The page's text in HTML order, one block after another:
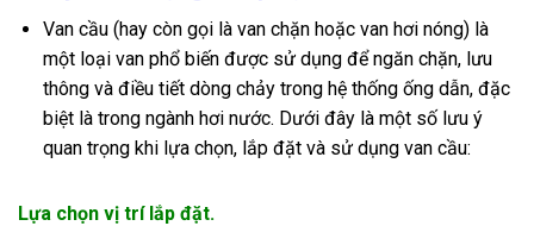
Van cầu (hay còn gọi là van chặn hoặc van hơi nóng) là
một loại van phổ biến được sử dụng để ngăn chặn, lưu
thông và điều tiết dòng chảy trong hệ thống ống dẫn, đặc
biệt là trong ngành hơi nước. Dưới đây là một số lưu ý
quan trọng khi lựa chọn, lắp đặt và sử dụng van cầu:
Lựa chọn vị trí lắp đặt.